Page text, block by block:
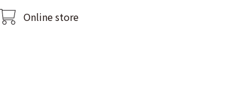
Online store